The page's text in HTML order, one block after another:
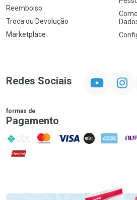
Reembolso
Troca ou Devolução
Marketplace
Redes Sociais
formas de
Pagamento
PIX MasterCard
VISA ELO AMEX
Hipercard
Promoção em